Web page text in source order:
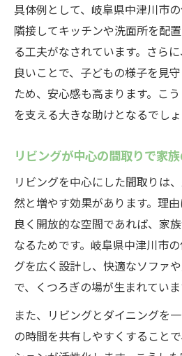
具体例として、岐阜県中津川市
隣接してキッチンや洗面所を配
る工夫がなされています。さら
良いことで、子どもの様子を見
ため、安心感も高まります。こ
を支える大きな助けとなるでしょ
リビングが中心の間取りで家
リビングを中心にした間取りは
然と増やす効果があります。理
良く開放的な空間であれば、家
なるためです。岐阜県中津川市
グを広く設計し、快適なソファ
で、くつろぎの場が生まれていま
また、リビングとダイニングを
の時間を共有しやすくすること